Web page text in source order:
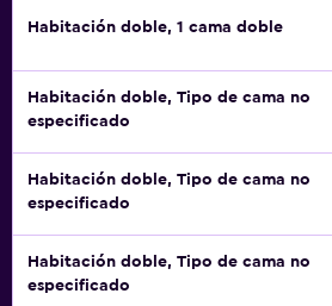
Habitación doble, 1 cama doble
Habitación doble, Tipo de cama no
especificado
Habitación doble, Tipo de cama no
especificado
Habitación doble, Tipo de cama no
especificado